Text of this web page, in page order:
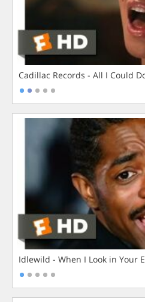
Cadillac Records - All I Could
Idlewild - When I Look in Your